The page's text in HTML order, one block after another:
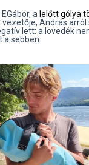
a lelőtt gólya
vezetője, András
lett: a lövedék
sebben.